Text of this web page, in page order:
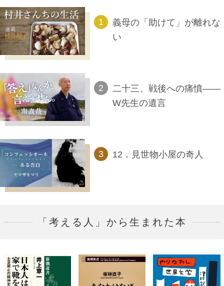
義母の「助けて」が離れな
い
二十三、戦後への痛憤――
W先生の遺言
12．見世物小屋の奇人
「考える人」から生まれた本